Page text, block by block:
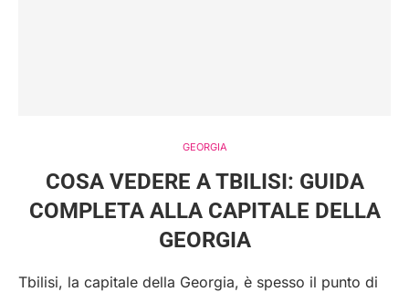
GEORGIA
COSA VEDERE A TBILISI: GUIDA
COMPLETA ALLA CAPITALE DELLA
GEORGIA
Tbilisi, la capitale della Georgia, è spesso il punto di